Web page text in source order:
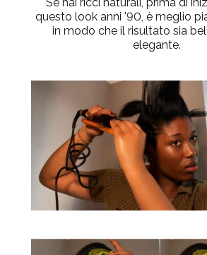
questo look anni '90, è meglio
in modo che il risultato sia
elegante.